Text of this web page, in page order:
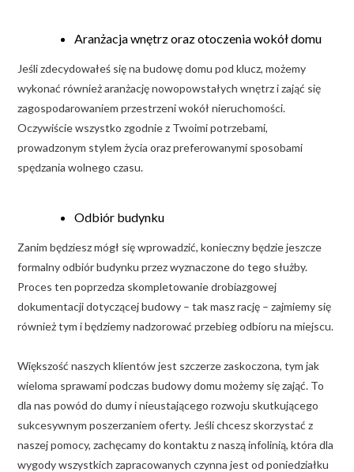
Aranżacja wnętrz oraz otoczenia wokół domu
Jeśli zdecydowałeś się na budowę domu pod klucz, możemy
wykonać również aranżację nowopowstałych wnętrz i zająć się
zagospodarowaniem przestrzeni wokół nieruchomości.
Oczywiście wszystko zgodnie z Twoimi potrzebami,
prowadzonym stylem życia oraz preferowanymi sposobami
spędzania wolnego czasu.
Odbiór budynku
Zanim będziesz mógł się wprowadzić, konieczny będzie jeszcze
formalny odbiór budynku przez wyznaczone do tego służby.
Proces ten poprzedza skompletowanie drobiazgowej
dokumentacji dotyczącej budowy – tak masz rację – zajmiemy się
również tym i będziemy nadzorować przebieg odbioru na miejscu.
Większość naszych klientów jest szczerze zaskoczona, tym jak
wieloma sprawami podczas budowy domu możemy się zająć. To
dla nas powód do dumy i nieustającego rozwoju skutkującego
sukcesywnym poszerzaniem oferty. Jeśli chcesz skorzystać z
naszej pomocy, zachęcamy do kontaktu z naszą infolinią, która dla
wygody wszystkich zapracowanych czynna jest od poniedziałku